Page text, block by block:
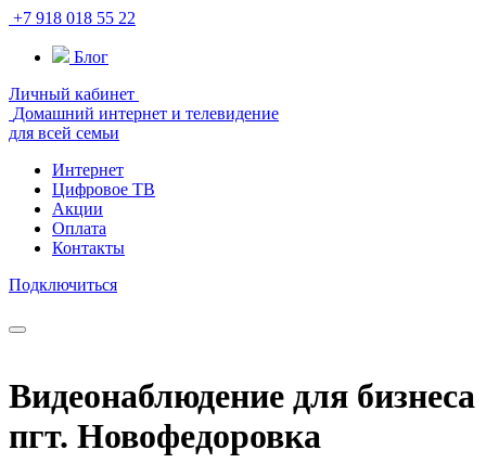
+7 918 018 55 22
Блог
Личный кабинет
Домашний интернет и телевидение
для всей семьи
Интернет
Цифровое ТВ
Акции
Оплата
Контакты
Подключиться
Видеонаблюдение для бизнеса
пгт. Новофедоровка